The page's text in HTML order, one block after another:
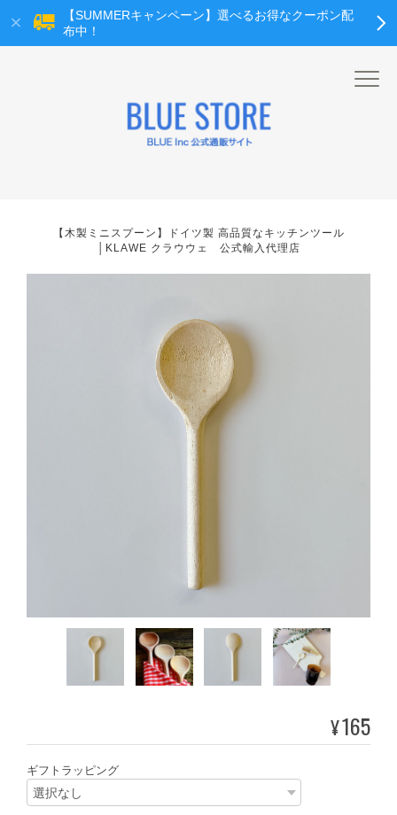
【SUMMERキャンペーン】選べるお得なクーポン配
布中！
【木製ミニスプーン】ドイツ製 高品質なキッチンツール
│KLAWE クラウウェ 公式輸入代理店
¥165
ギフトラッピング